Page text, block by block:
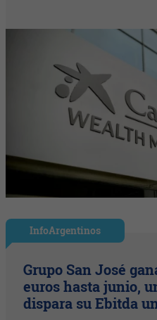
InfoArgentinos
Grupo San José
euros hasta junio,
dispara su Ebitda